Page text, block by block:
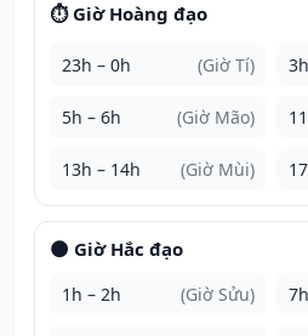
⏱️ Giờ Hoàng đạo
23h – 0h (Giờ Tí)
5h – 6h (Giờ Mão)
13h – 14h (Giờ Mùi)
🌑 Giờ Hắc đạo
1h – 2h (Giờ Sửu)